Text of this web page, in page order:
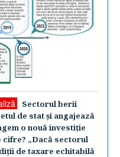
Sectorul berii
de stat şi angajează
o nouă investiţie
cifre? „Dacă sectorul
de taxare echitabilă